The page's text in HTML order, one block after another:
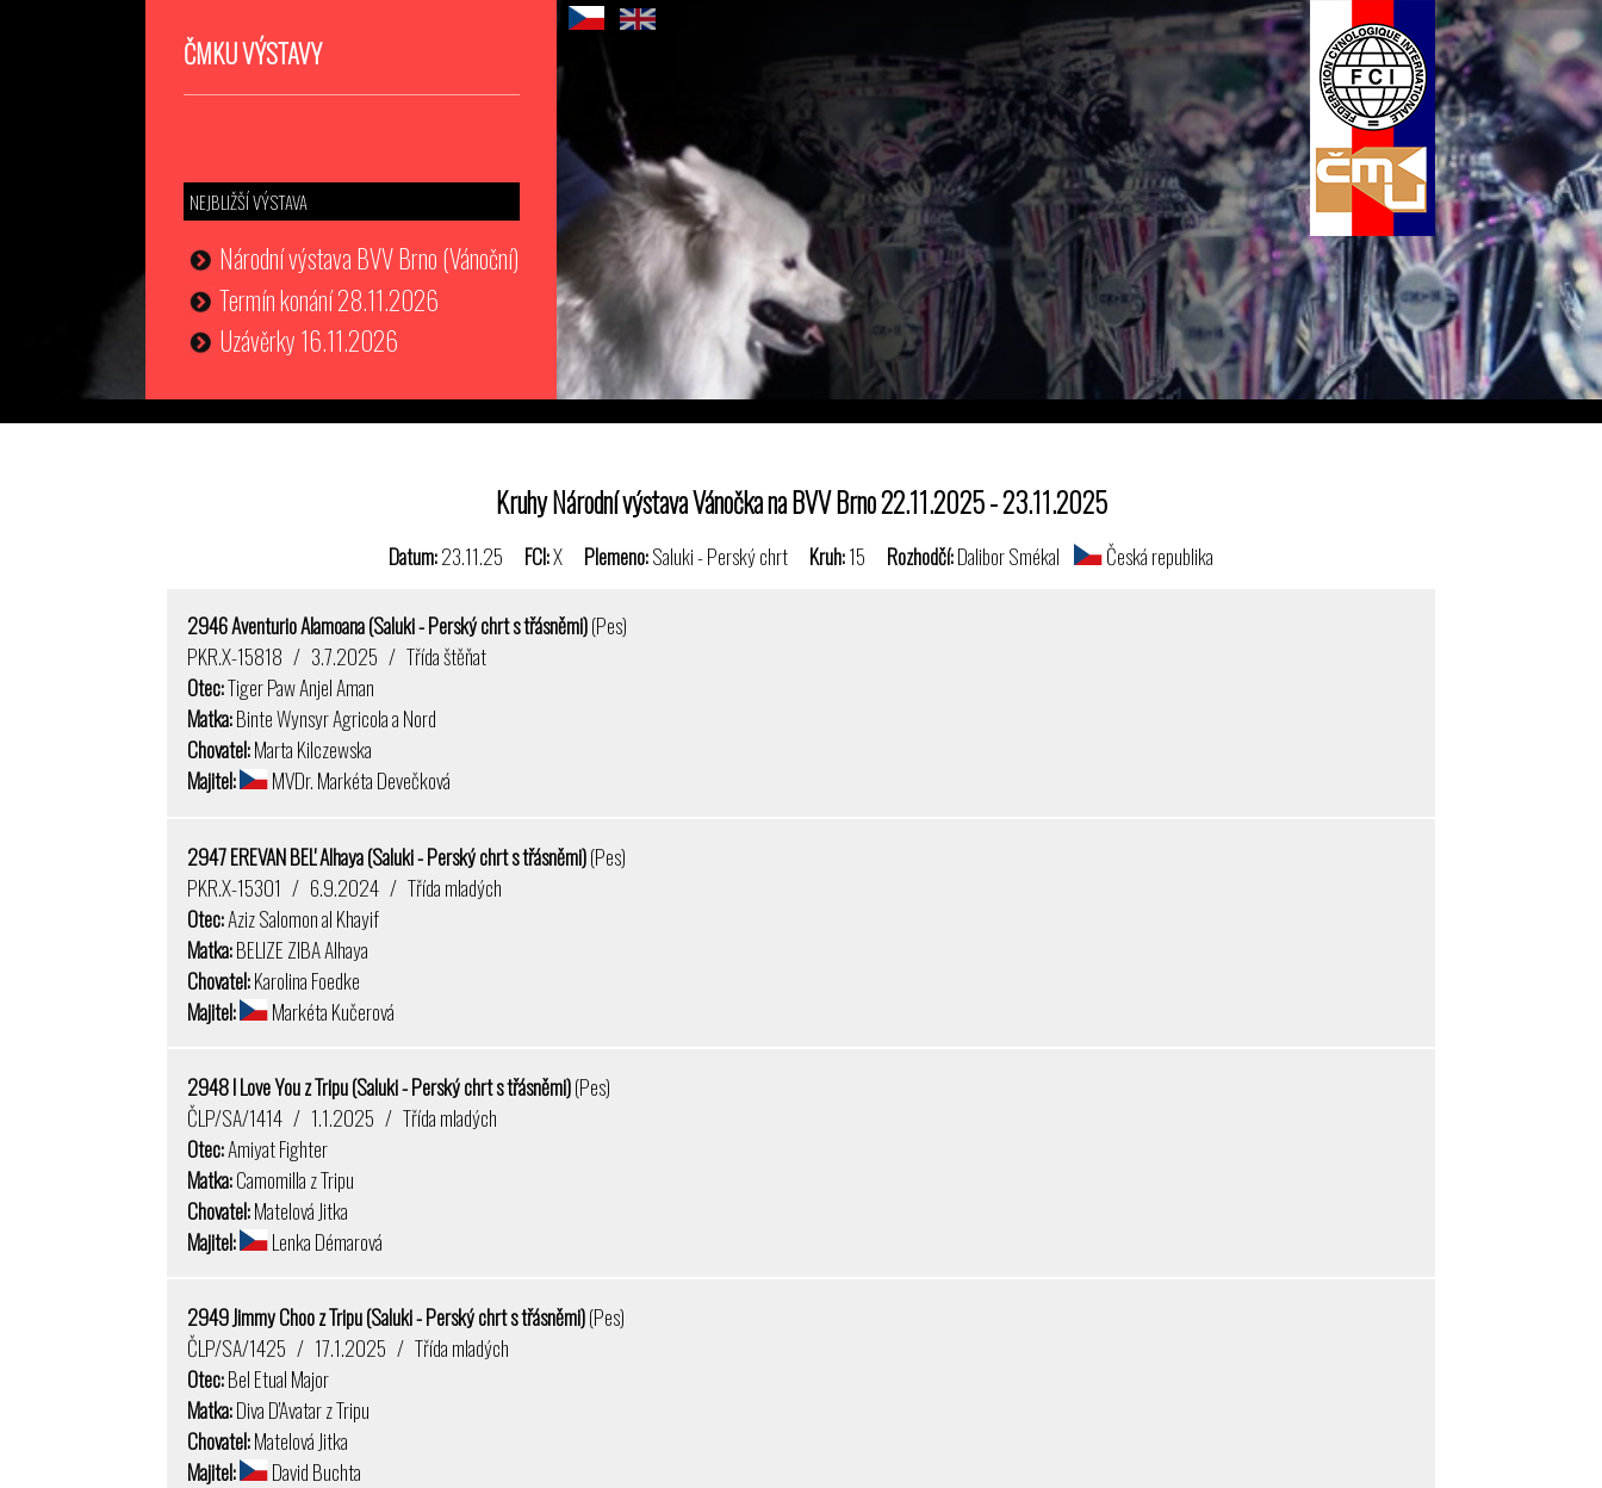
ČMKU VÝSTAVY
NEJBLIŽŠÍ VÝSTAVA
Národní výstava BVV Brno (Vánoční)
Termín konání 28.11.2026
Uzávěrky 16.11.2026
Kruhy Národní výstava Vánočka na BVV Brno 22.11.2025 - 23.11.2025
Datum:23.11.25 FCI:X Plemeno:Saluki - Perský chrt Kruh:15 Rozhodčí:Dalibor Smékal Česká republika
2946 Aventurio Alamoana (Saluki - Perský chrt s třásněmi)(Pes)
PKR.X-15818 / 3.7.2025 / Třída štěňat
Otec:Tiger Paw Anjel Aman
Matka:Binte Wynsyr Agricola a Nord
Chovatel:Marta Kilczewska
Majitel:
MVDr. Markéta Devečková
2947 EREVAN BEL' Alhaya (Saluki - Perský chrt s třásněmi)(Pes)
PKR.X-15301 / 6.9.2024 / Třída mladých
Otec:Aziz Salomon al Khayif
Matka:BELIZE ZIBA Alhaya
Chovatel:Karolina Foedke
Majitel:
Markéta Kučerová
2948 I Love You z Tripu (Saluki - Perský chrt s třásněmi)(Pes)
ČLP/SA/1414 / 1.1.2025 / Třída mladých
Otec:Amiyat Fighter
Matka:Camomilla z Tripu
Chovatel:Matelová Jitka
Majitel:
Lenka Démarová
2949 Jimmy Choo z Tripu (Saluki - Perský chrt s třásněmi)(Pes)
ČLP/SA/1425 / 17.1.2025 / Třída mladých
Otec:Bel Etual Major
Matka:Diva D'Avatar z Tripu
Chovatel:Matelová Jitka
Majitel:
David Buchta